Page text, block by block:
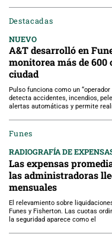
Destacadas
NUEVO
A&T desarrolló en
monitorea más de
ciudad
Pulso funciona como un
detecta accidentes, incendios,
alertas automáticas y permite
Funes
RADIOGRAFÍA DE
Las expensas
las administradoras
mensuales
El relevamiento sobre
Funes y Fisherton. Las cuotas
la seguridad aparece como el